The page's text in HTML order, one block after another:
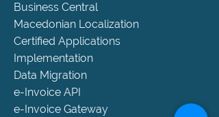
Business Central
Macedonian Localization
Certified Applications
Implementation
Data Migration
e-Invoice API
e-Invoice Gateway